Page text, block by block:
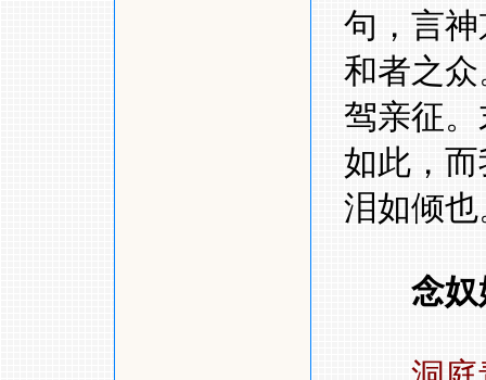
句，言
和者之众
驾亲征
如此，
泪如倾也
念奴